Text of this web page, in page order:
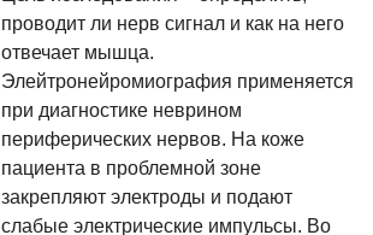
проводит ли нерв сигнал и как на него
отвечает мышца.
Элейтронейромиография применяется
при диагностике неврином
периферических нервов. На коже
пациента в проблемной зоне
закрепляют электроды и подают
слабые электрические импульсы. Во